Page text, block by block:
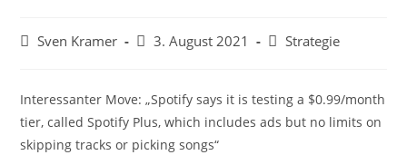
Sven Kramer 3. August 2021 Strategie
Interessanter Move: „Spotify says it is testing a $0.99/month
tier, called Spotify Plus, which includes ads but no limits on
skipping tracks or picking songs“